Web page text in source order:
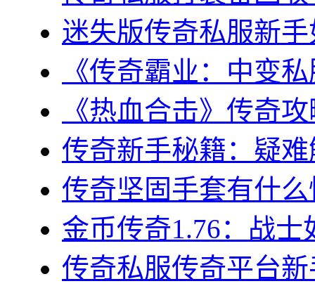
迷失版传奇私服新
《传奇霸业：中变
《热血合击》传奇
传奇新手秘籍：疑
传奇坚固手套有什么
金币传奇1.76：战
传奇私服传奇平台